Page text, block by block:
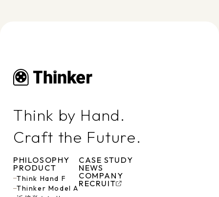
Think by Hand.
Craft the Future.
PHILOSOPHY
PRODUCT
Think Hand F
Thinker Model A
CASE STUDY
NEWS
COMPANY
RECRUIT